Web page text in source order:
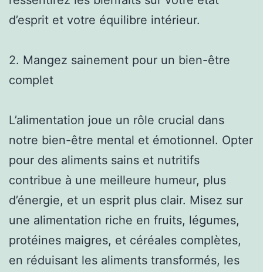
d’esprit et votre équilibre intérieur.
2. Mangez sainement pour un bien-être
complet
L’alimentation joue un rôle crucial dans
notre bien-être mental et émotionnel. Opter
pour des aliments sains et nutritifs
contribue à une meilleure humeur, plus
d’énergie, et un esprit plus clair. Misez sur
une alimentation riche en fruits, légumes,
protéines maigres, et céréales complètes,
en réduisant les aliments transformés, les